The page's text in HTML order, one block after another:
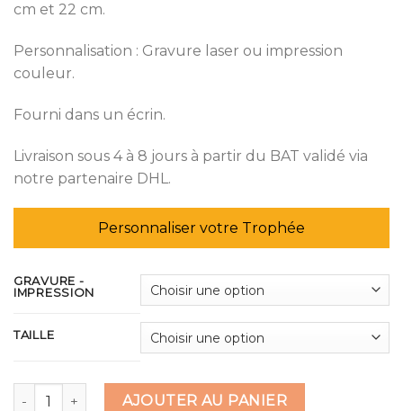
cm et 22 cm.
Personnalisation : Gravure laser ou impression
couleur.
Fourni dans un écrin.
Livraison sous 4 à 8 jours à partir du BAT validé via
notre partenaire DHL.
Personnaliser votre Trophée
GRAVURE -
IMPRESSION
TAILLE
quantité de Trophée en verre flamme
AJOUTER AU PANIER